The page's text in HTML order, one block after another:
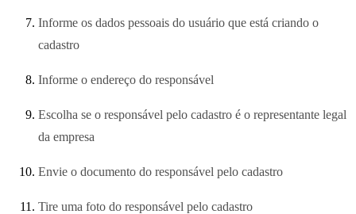
Informe os dados pessoais do usuário que está criando o
cadastro
Informe o endereço do responsável
Escolha se o responsável pelo cadastro é o representante legal
da empresa
Envie o documento do responsável pelo cadastro
Tire uma foto do responsável pelo cadastro